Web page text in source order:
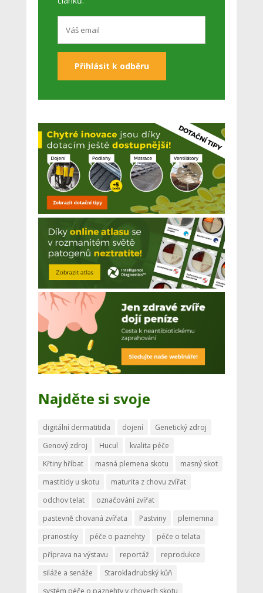
Najděte si svoje
digitální dermatitida dojení
Genetický zdroj
Genový zdroj
Hucul
kvalita péče
Křtiny hříbat
masná plemena skotu
masný skot
mastitidy u skotu
maturita z chovu zvířat
odchov telat
označování zvířat
pastevně chovaná zvířata
Pastviny
plememna
pranostiky
péče o paznehty
péče o telata
příprava na výstavu
reportáž
reprodukce
siláže a senáže
Starokladrubský kůň
systém péče o paznehty v chovech skotu